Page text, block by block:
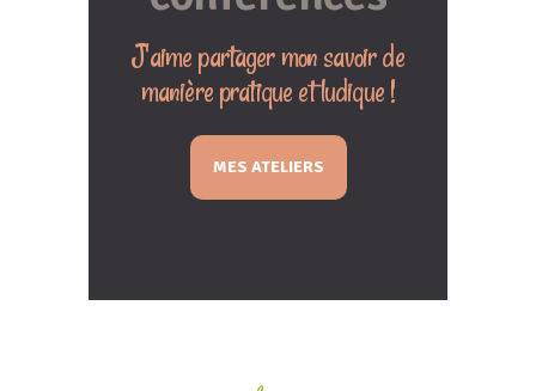
J'aime partager mon savoir de
manière pratique et ludique !
MES ATELIERS